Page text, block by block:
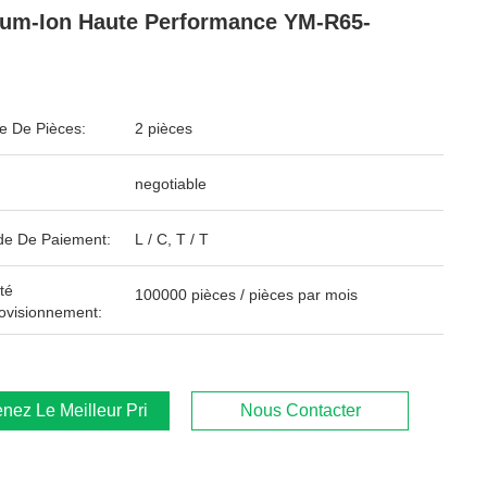
Ion Haute Performance YM-R65-
De Pièces: 2 pièces
negotiable
De Paiement: L / C, T / T
100000 pièces / pièces par mois
Le Meilleur Prix Nous Contacter